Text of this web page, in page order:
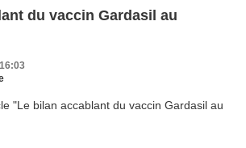
du vaccin Gardasil au